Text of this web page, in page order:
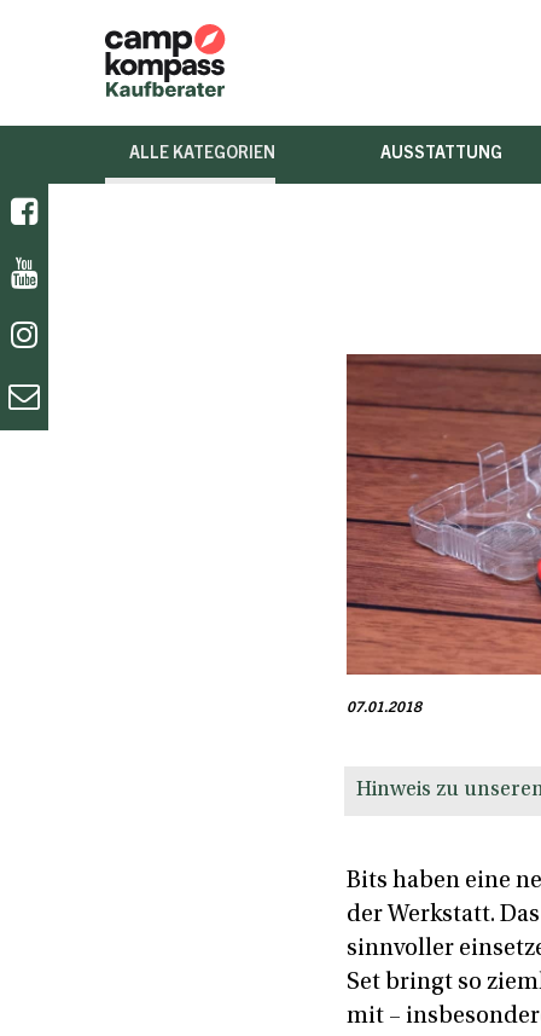
ALLE KATEGORIEN AUSSTATTUNG
07.01.2018
Hinweis zu
Bits haben eine
der Werkstatt.
sinnvoller
Set bringt so
mit –